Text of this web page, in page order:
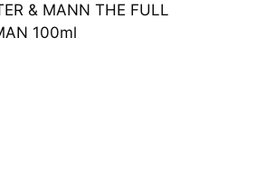
& MANN THE FULL
100ml